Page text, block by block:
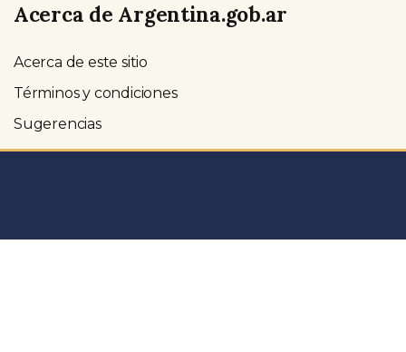
Acerca de Argentina.gob.ar
Acerca de este sitio
Términos y condiciones
Sugerencias